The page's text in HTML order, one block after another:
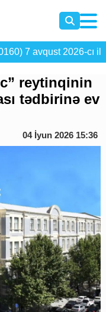
7 avqust 2026-cı il
reytinqinin
tədbirinə ev
04 İyun 2026 15:36